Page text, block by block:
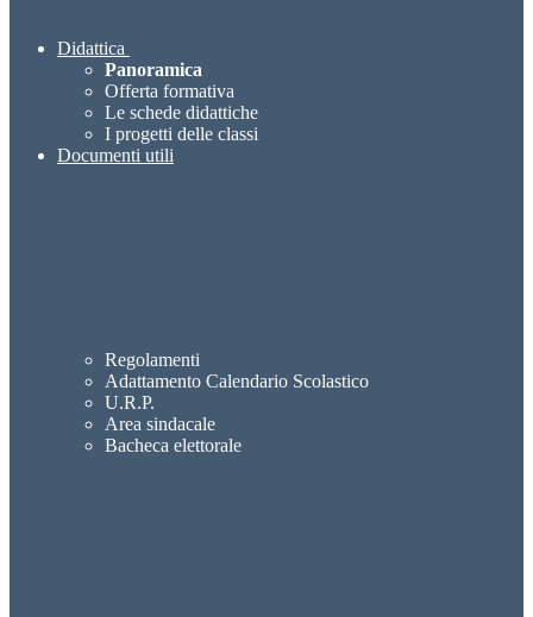
Didattica
Panoramica
Offerta formativa
Le schede didattiche
I progetti delle classi
Documenti utili
Regolamenti
Adattamento Calendario Scolastico
U.R.P.
Area sindacale
Bacheca elettorale